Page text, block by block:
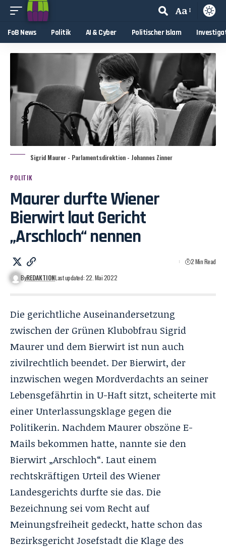
Aa
FoB News Politik AI & Cyber Politischer Islam
Sigrid Maurer - Parlamentsdirektion - Johannes Zinner
POLITIK
Maurer durfte Wiener
Bierwirt laut Gericht
„Arschloch“ nennen
ByREDAKTIONLast updated: 22. Mai 2022
2 Min Read
Die gerichtliche Auseinandersetzung
zwischen der Grünen Klubobfrau Sigrid
Maurer und dem Bierwirt ist nun auch
zivilrechtlich beendet. Der Bierwirt, der
inzwischen wegen Mordverdachts an seiner
Lebensgefährtin in U-Haft sitzt, scheiterte mit
einer Unterlassungsklage gegen die
Politikerin. Nachdem Maurer obszöne E-
Mails bekommen hatte, nannte sie den
Bierwirt „Arschloch“. Laut einem
rechtskräftigen Urteil des Wiener
Landesgerichts durfte sie das. Die
Bezeichnung sei vom Recht auf
Meinungsfreiheit gedeckt, hatte schon das
Bezirksgericht Josefstadt die Klage des